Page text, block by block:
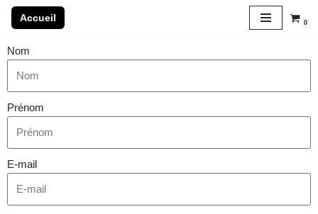
au
contenu
Accueil 0
Nom
Prénom
E-mail